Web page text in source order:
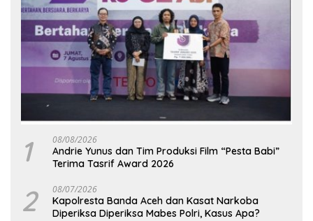
1 08/08/2026
Andrie Yunus dan Tim Produksi Film “Pesta Babi”
Terima Tasrif Award 2026
2 08/07/2026
Kapolresta Banda Aceh dan Kasat Narkoba
Diperiksa Diperiksa Mabes Polri, Kasus Apa?